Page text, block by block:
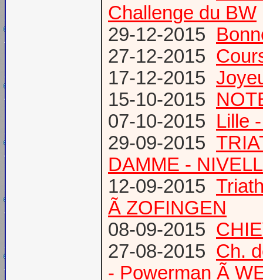
Challenge du BW
29-12-2015
27-12-2015
17-12-2015
15-10-2015
07-10-2015 Lille
29-09-2015
DAMME -
12-09-2015
Ã ZOFINGEN
08-09-2015
27-08-2015 Ch.
- Powerman Ã